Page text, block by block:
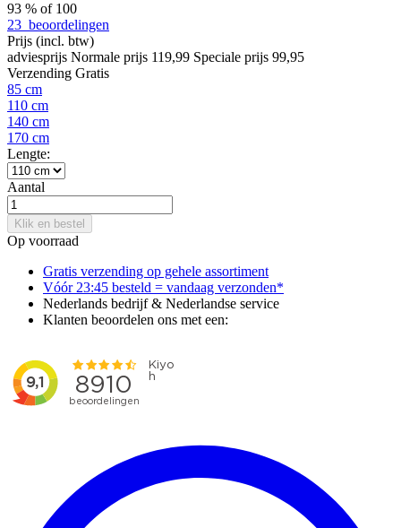
93 % of 100
23 beoordelingen
Prijs (incl. btw)
adviesprijs Normale prijs 119,99 Speciale prijs 99,95
Verzending Gratis
85 cm
110 cm
140 cm
170 cm
Lengte:
Aantal
Klik en bestel
Op voorraad
Gratis verzending op gehele assortiment
Vóór 23:45 besteld = vandaag verzonden*
Nederlands bedrijf & Nederlandse service
Klanten beoordelen ons met een: